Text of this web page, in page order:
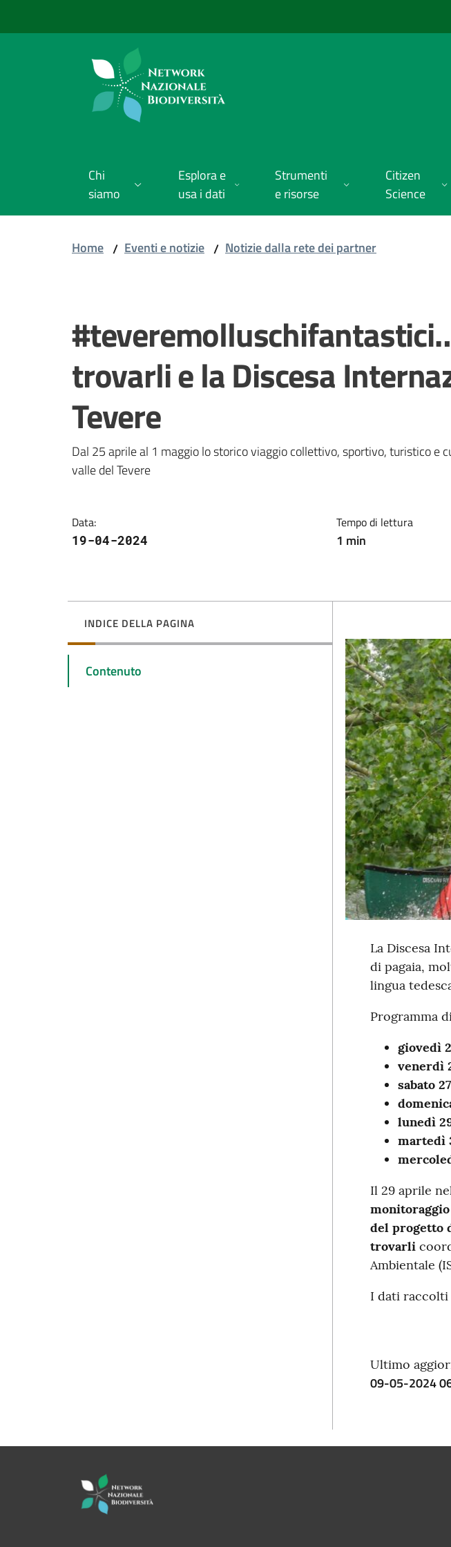
Chi
siamo
Esplora e
usa i dati
Strumenti
e risorse
Citizen
Science
Home / Eventi e notizie / Notizie dalla rete dei partner
trovarli e la Discesa
Tevere
Dal 25 aprile al 1 maggio lo storico viaggio collettivo, sportivo, turistico e
valle del Tevere
Data:
19-04-2024
Tempo di lettura
1 min
INDICE DELLA PAGINA
Contenuto
La Discesa
di pagaia,
lingua
Programma
giovedì
venerdì
sabato
lunedì
martedì
Il 29 aprile
del progetto
trovarli
Ambientale
I dati raccolti
Ultimo
09-05-2024